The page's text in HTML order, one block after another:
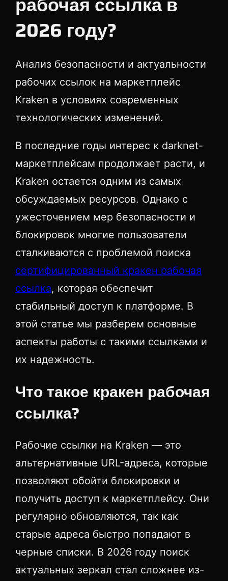
2026 году?
Анализ безопасности и актуальности
рабочих ссылок на маркетплейс
Kraken в условиях современных
технологических изменений.
В последние годы интерес к darknet-
маркетплейсам продолжает расти, и
Kraken остается одним из самых
обсуждаемых ресурсов. Однако с
ужесточением мер безопасности и
блокировок многие пользователи
сталкиваются с проблемой поиска
сертифицированный кракен рабочая
ссылка, которая обеспечит
стабильный доступ к платформе. В
этой статье мы разберем основные
аспекты работы с такими ссылками и
их надежность.
Что такое кракен рабочая
ссылка?
Рабочие ссылки на Kraken — это
альтернативные URL-адреса, которые
позволяют обойти блокировки и
получить доступ к маркетплейсу. Они
регулярно обновляются, так как
старые адреса быстро попадают в
черные списки. В 2026 году поиск
актуальных зеркал стал сложнее из-